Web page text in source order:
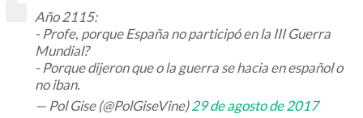
Año 2115:
- Profe, porque España no participó en la III Guerra
Mundial?
- Porque dijeron que o la guerra se hacia en español o
no iban.
— Pol Gise (@PolGiseVine)29 de agosto de 2017